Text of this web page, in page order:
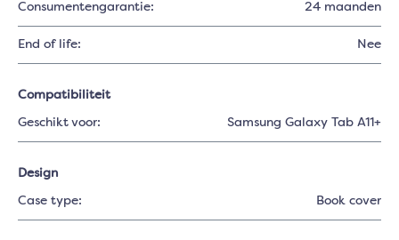
Consumentengarantie: 24 maanden
End of life: Nee
Compatibiliteit
Geschikt voor: Samsung Galaxy Tab A11+
Design
Case type: Book cover